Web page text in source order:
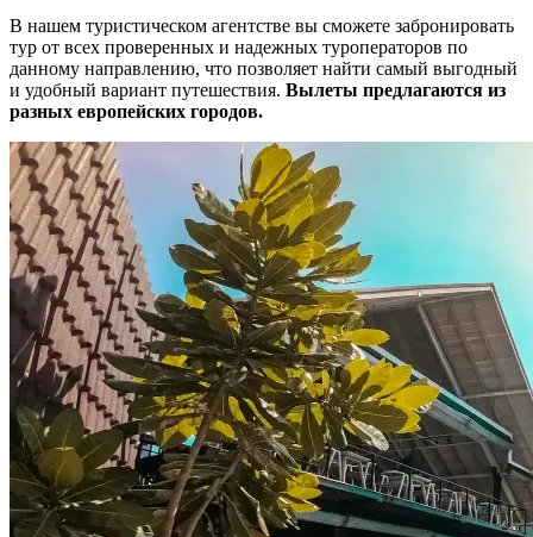
В нашем туристическом агентстве вы сможете забронировать
тур от всех проверенных и надежных туроператоров по
данному направлению, что позволяет найти самый выгодный
и удобный вариант путешествия. Вылеты предлагаются из
разных европейских городов.